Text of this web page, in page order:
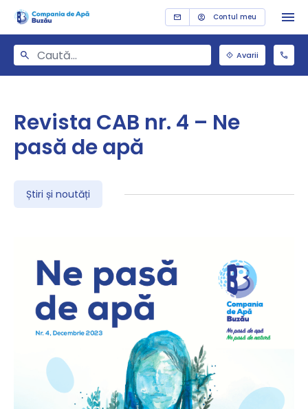
Contul meu
Avarii
Revista CAB nr. 4 – Ne
pasă de apă
Știri și noutăți